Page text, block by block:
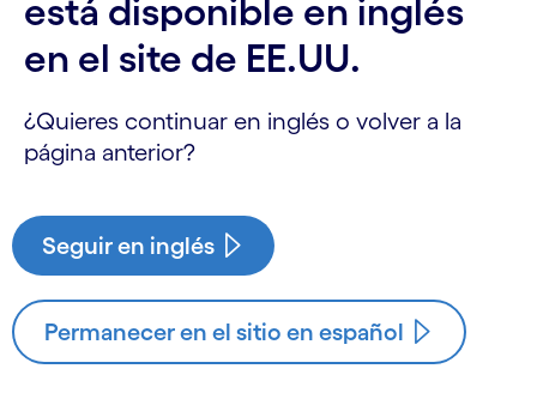
está disponible en inglés
en el site de EE.UU.
¿Quieres continuar en inglés o volver a la
página anterior?
Seguir en inglés
Permanecer en el sitio en español